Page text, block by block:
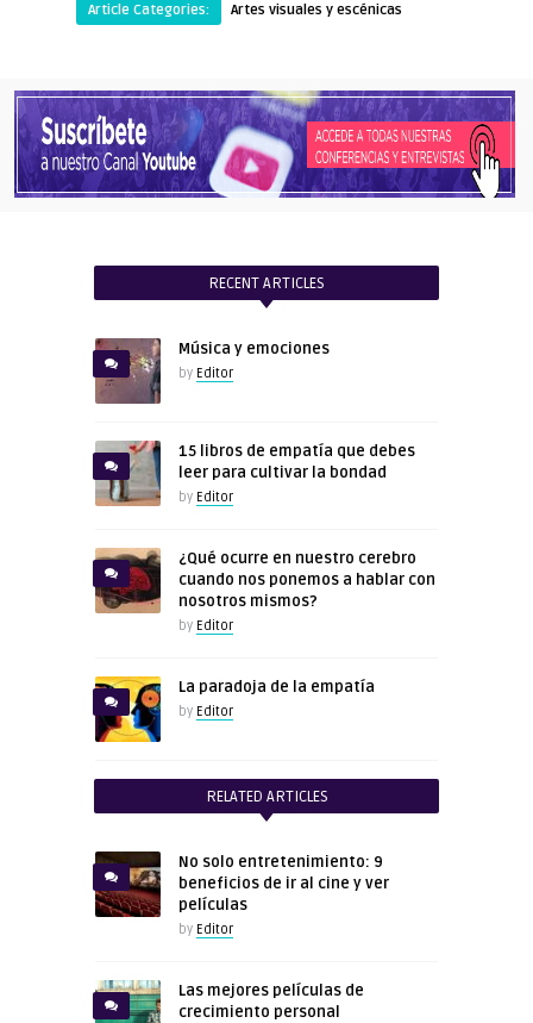
Article Categories: Artes visuales y escénicas
RECENT ARTICLES
Música y emociones
by Editor
15 libros de empatía que debes
leer para cultivar la bondad
by Editor
¿Qué ocurre en nuestro cerebro
cuando nos ponemos a hablar con
nosotros mismos?
by Editor
La paradoja de la empatía
by Editor
RELATED ARTICLES
No solo entretenimiento: 9
beneficios de ir al cine y ver
películas
by Editor
Las mejores películas de
crecimiento personal